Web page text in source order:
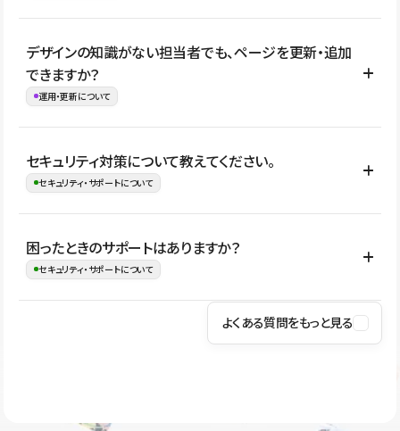
ない段階でも、お問い合わせください。
お問合せはこちら
公開ページ数、バージョン履歴の期間、CMS利用数の上限、権限
管理の有無などがプランごとに異なります。詳しくは料金プランペ
ージをご覧ください。
デザインの知識がない担当者でも、ページを更新・追加
できますか？
運用・更新について
はい。CMSやコンポーネントを活用して更新範囲を設計しておく
ことで、デザインを崩しにくい状態で運用できます。 さらにコン
ながらレイアウトに影響を与えずに更新作業を進めやすくなりま
す。
セキュリティ対策について教えてください。
セキュリティ・サポートについて
Studioでは、公開サイトやサービスを安全に利用できるよう、通信
の暗号化、データ保護、アクセス管理、脆弱性対策など、複数の観
はSSL/TLSによる通信暗号化に対応しており、悪質なスクリプトの
困ったときのサポートはありますか？
セキュリティ・サポートについて
操作方法や機能については、ヘルプセンターでご確認いただけま
ユーザー同士で質問・相談できるコミュニティもご利用ください。
よくある質問をもっと見る